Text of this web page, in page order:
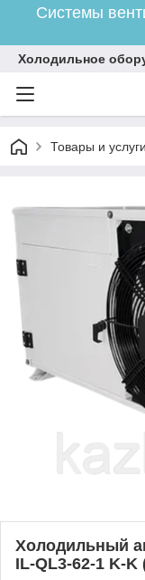
Системы
Холодильное
Товары и услуги
Холодильный
IL-QL3-62-1 K-K